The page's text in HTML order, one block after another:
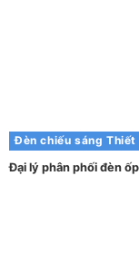
Đèn chiếu sáng Thiết
Đại lý phân phối đèn